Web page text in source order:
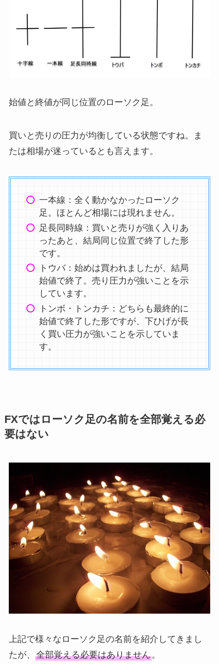
始値と終値が同じ位置のローソク足。
買いと売りの圧力が均衡している状態ですね。ま
たは相場が迷っているとも言えます。
一本線：全く動かなかったローソク
足。ほとんど相場には現れません。
足長同時線：買いと売りが強く入りあ
ったあと、結局同じ位置で終了した形
です。
トウバ：始めは買われましたが、結局
始値で終了。売り圧力が強いことを示
しています。
トンボ・トンカチ：どちらも最終的に
始値で終了した形ですが、下ひげが長
く買い圧力が強いことを示していま
す。
FXではローソク足の名前を全部覚える必
要はない
上記で様々なローソク足の名前を紹介してきまし
たが、 全部覚える必要はありません。